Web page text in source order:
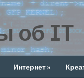
об IT
Интернет»